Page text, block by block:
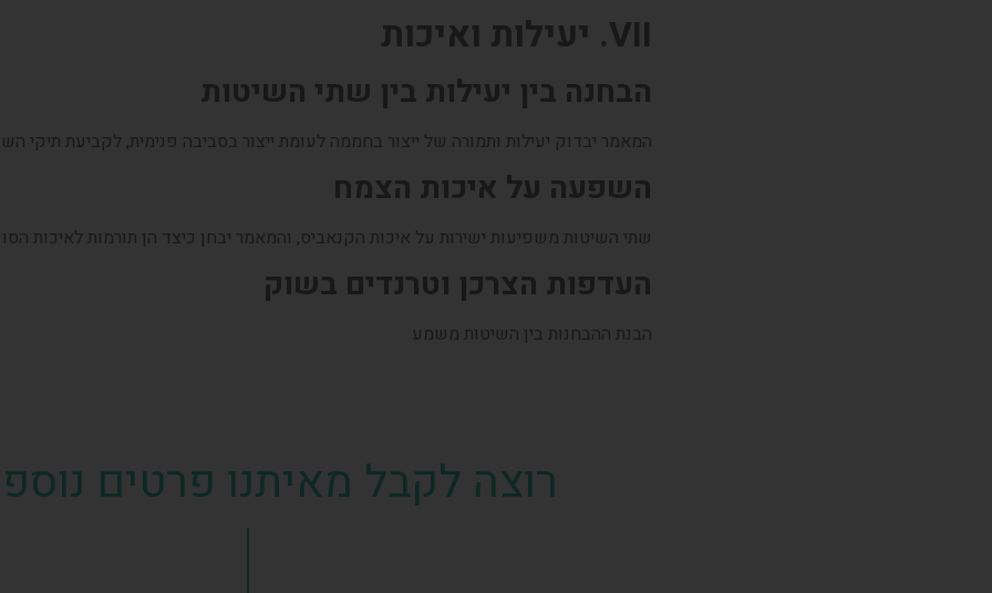
VII. יעילות ואיכות
הבחנה בין יעילות בין שתי השיטות
המאמר יבדוק יעילות ותמורה של ייצור בחממה לעומת ייצור בסביבה פנימית, לקביעת תיקי
השפעה על איכות הצמח
שתי השיטות משפיעות ישירות על איכות הקנאביס, והמאמר יבחן כיצד הן תורמות לאיכות
העדפות הצרכן וטרנדים בשוק
הבנת ההבחנות בין השיטות משמע
רוצה לקבל מאיתנו פרטים